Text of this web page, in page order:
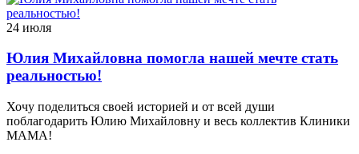
24 июля
Юлия Михайловна помогла нашей мечте стать
реальностью!
Хочу поделиться своей историей и от всей души
поблагодарить Юлию Михайловну и весь коллектив Клиники
МАМА!